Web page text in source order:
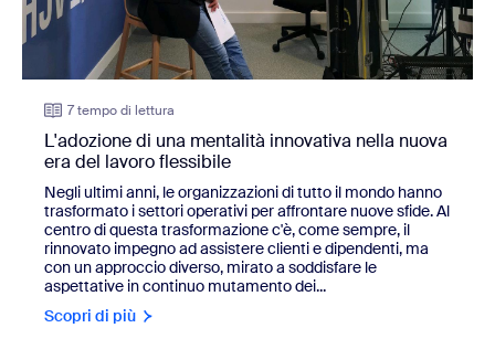
7 tempo di lettura
L'adozione di una mentalità innovativa nella nuova
era del lavoro flessibile
Negli ultimi anni, le organizzazioni di tutto il mondo hanno
trasformato i settori operativi per affrontare nuove sfide. Al
centro di questa trasformazione c'è, come sempre, il
rinnovato impegno ad assistere clienti e dipendenti, ma
con un approccio diverso, mirato a soddisfare le
aspettative in continuo mutamento dei...
Scopri di più